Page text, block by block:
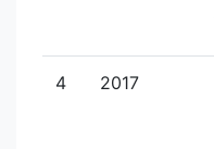
4 2017